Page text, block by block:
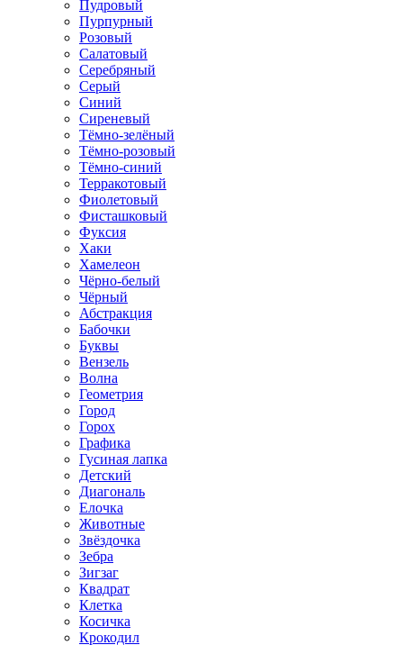
Пудровый
Пурпурный
Розовый
Салатовый
Серебряный
Серый
Синий
Сиреневый
Тёмно-зелёный
Тёмно-розовый
Тёмно-синий
Терракотовый
Фиолетовый
Фисташковый
Фуксия
Хаки
Хамелеон
Чёрно-белый
Чёрный
Абстракция
Бабочки
Буквы
Вензель
Волна
Геометрия
Город
Горох
Графика
Гусиная лапка
Детский
Диагональ
Елочка
Животные
Звёздочка
Зебра
Зигзаг
Квадрат
Клетка
Косичка
Крокодил